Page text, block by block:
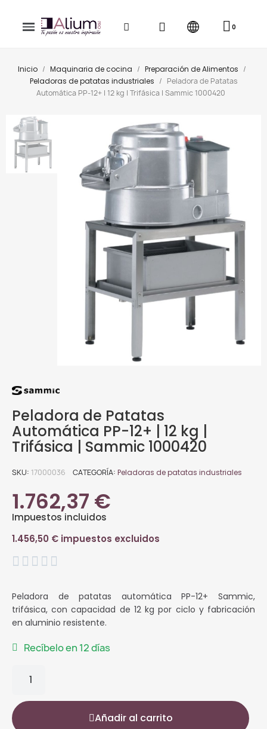
Inicio Maquinaria de cocina
Preparación de Alimentos
Peladoras de patatas industriales
Peladora de Patatas
Automática PP-12+ | 12 kg | Trifásica | Sammic 1000420
Peladora de Patatas
Automática PP-12+ | 12 kg |
Trifásica | Sammic 1000420
SKU 17000036 CATEGORÍA Peladoras de patatas industriales
1.762,37 €
Impuestos incluidos
1.456,50 € impuestos excluidos
    
Peladora de patatas automática PP-12+ Sammic,
trifásica, con capacidad de 12 kg por ciclo y fabricación
en aluminio resistente.
Recíbelo en 12 días
Añadir al carrito